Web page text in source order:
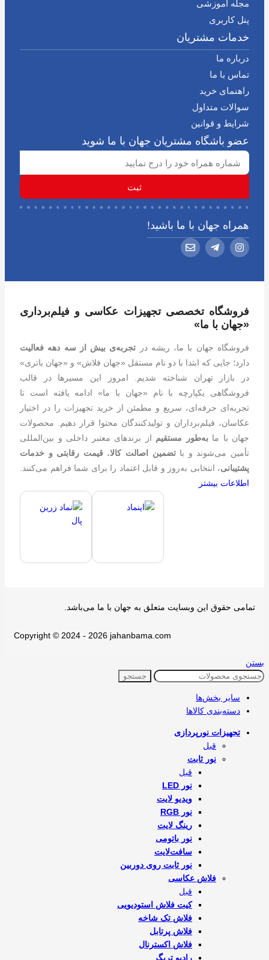
مجله آموزشی
پنل کاربری
خدمات مشتریان
درباره ما
تماس با ما
راهنمای خرید
سوالات متداول
شرایط و قوانین
عضو باشگاه مشتریان جهان با ما شوید
ثبت
همراه جهان با ما باشید!
فروشگاه تخصصی تجهیزات عکاسی و فیلم‌برداری
«جهان با ما»
فروشگاه جهان با ما، ریشه در تجربه‌ی بیش از سه دهه فعالیت
دارد؛ جایی که ابتدا با دو نام مستقل «جهان فلاش» و «جهان باتری»
در بازار تهران شناخته شدیم. امروز این مسیرها در قالب
فروشگاهی یکپارچه با نام «جهان با ما» ادامه یافته است تا
تجربه‌ای حرفه‌ای، سریع و مطمئن از خرید تجهیزات را در اختیار
عکاسان، فیلم‌برداران و تولیدکنندگان محتوا قرار دهیم. محصولات
جهان با مابه‌طور مستقیم از برندهای معتبر داخلی و بین‌المللی
تأمین می‌شوند و باتضمین اصالت کالا،قیمت رقابتی و خدمات
پشتیبانی، انتخابی به‌روز و قابل اعتماد را برای شما فراهم می‌کنند.
اطلاعات بیشتر
تمامی حقوق اين وبسايت متعلق به جهان با ما می‌باشد.
Copyright © 2024 - 2026 jahanbama.com
بستن
جستجو
سایر بخش‌ها
دسته‌بندی کالاها
تجهیزات نورپردازی
قبل
نور ثابت
قبل
نور LED
ویدیو لایت
نور RGB
رینگ لایت
نور باتومی
سافت‌لایت
نور ثابت روی دوربین
فلاش‌ عکاسی
قبل
کیت فلاش استودیویی
فلاش تک شاخه
فلاش پرتابل
فلاش اکسترنال
رادیو تریگر